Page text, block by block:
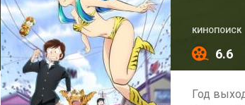
КИНОПОИСК
6.6
Год